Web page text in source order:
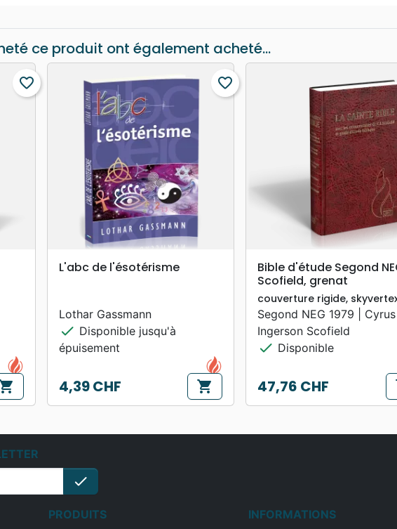
ce produit ont également acheté...
favorite_border
search APERÇU RAPIDE
favorite_border
L'abc de l'ésotérisme
Lothar Gassmann
check Disponible jusqu'à
épuisement
Prix
4,39 CHF shopping_cart
searchAPERÇU RAPIDE
Bible d'étude Segond
Scofield, grenat
couverture rigide,
Segond NEG 1979 | Cyrus
Ingerson Scofield
check Disponible
Prix
47,76 CHF
check
PRODUITS INFORMATIONS